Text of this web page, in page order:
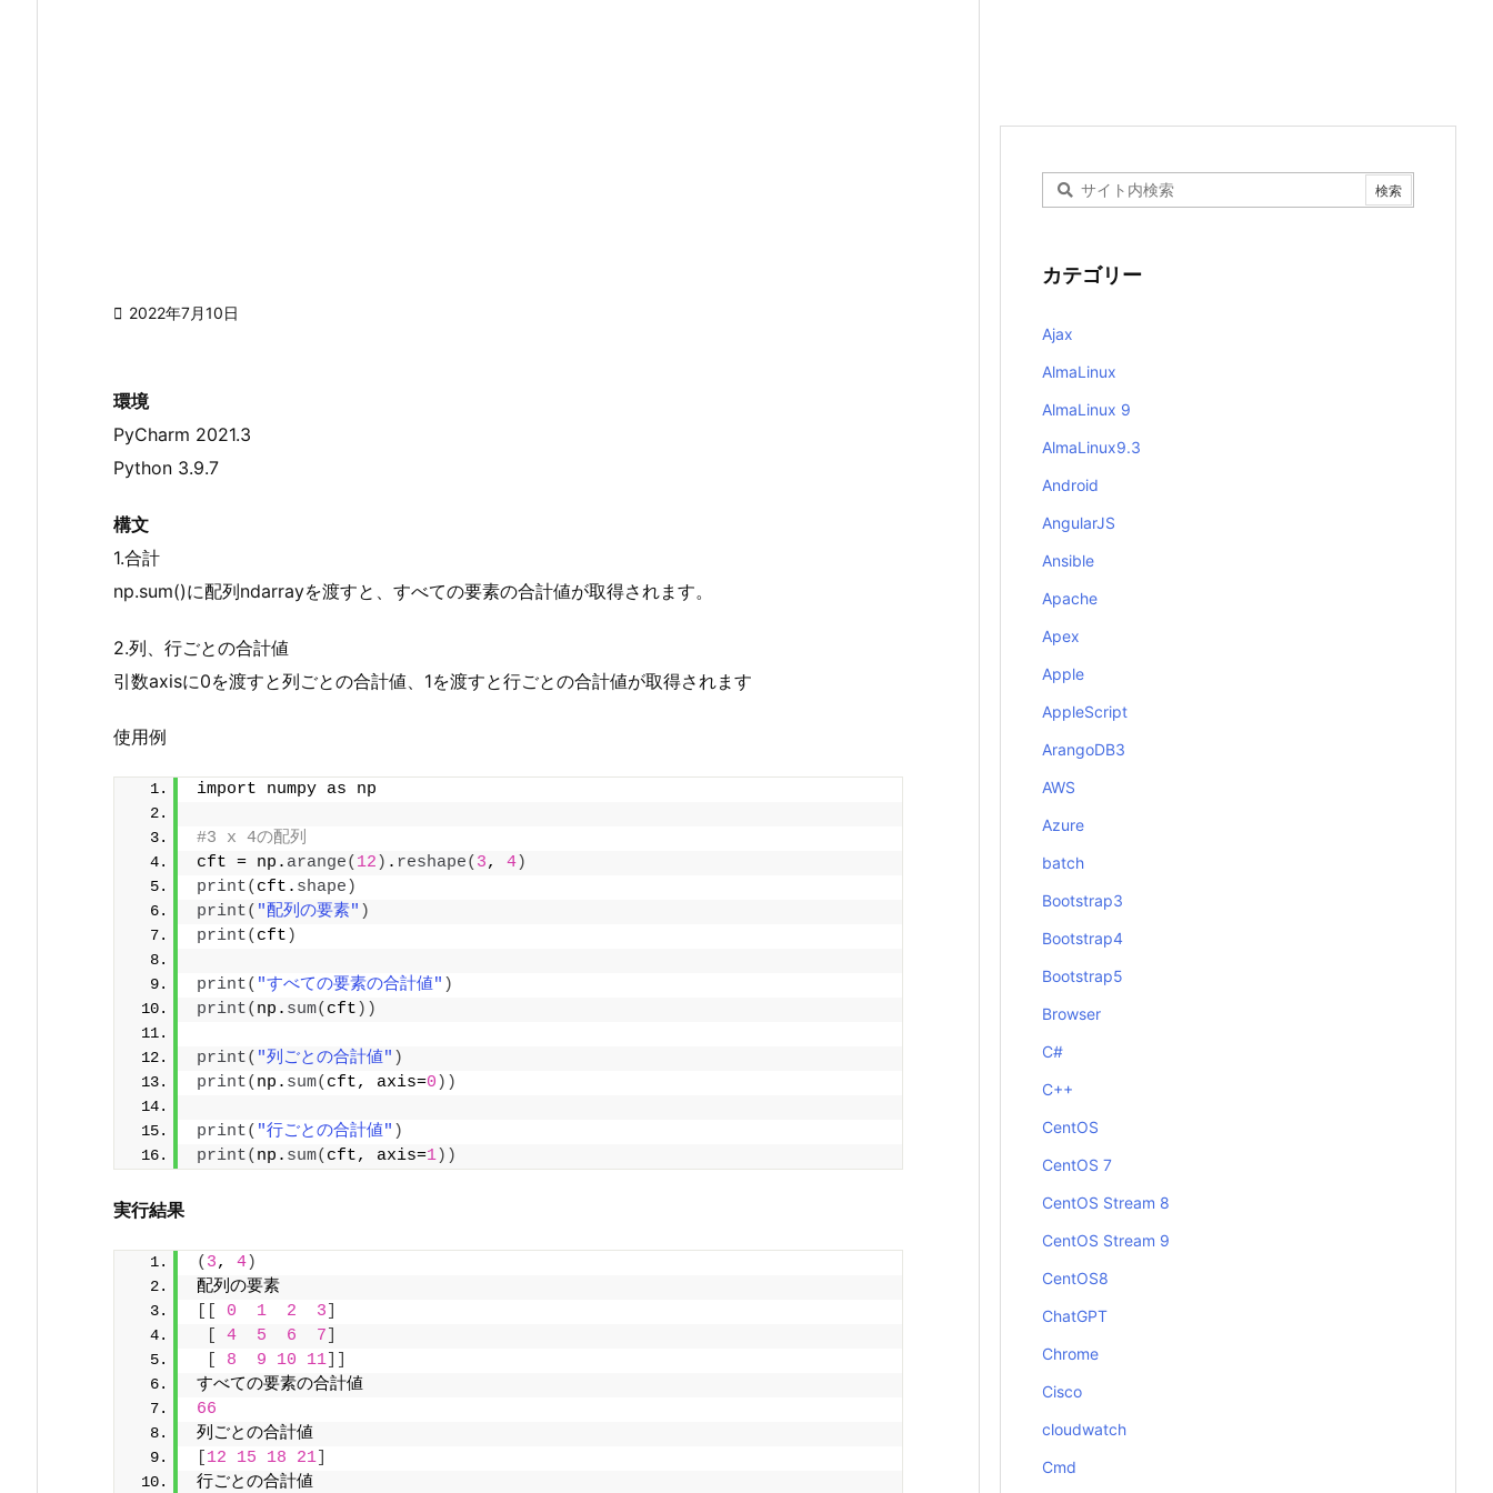
 2022年7月10日
環境
PyCharm 2021.3
Python 3.9.7
構文
1.合計
np.sum()に配列ndarrayを渡すと、すべての要素の合計値が取得されます。
2.列、行ごとの合計値
引数axisに0を渡すと列ごとの合計値、1を渡すと行ごとの合計値が取得されます
使用例
import numpy as np
#3 x 4の配列
cft = np. arange( 12 ) . reshape( 3, 4)
print( cft. shape )
print( "配列の要素" )
print( cft )
print( "すべての要素の合計値" )
print( np. sum( cft ))
print( "列ごとの合計値" )
print( np. sum( cft, axis=0 ))
print( "行ごとの合計値" )
print( np. sum( cft, axis=1))
実行結果
( 3, 4)
配列の要素
0 1 2 3
4 5 6 7
8 9 10 11
すべての要素の合計値
66
列ごとの合計値
12 15 18 21
行ごとの合計値
カテゴリー
Ajax
AlmaLinux
AlmaLinux 9
AlmaLinux9.3
Android
AngularJS
Ansible
Apache
Apex
Apple
AppleScript
ArangoDB3
AWS
Azure
batch
Bootstrap3
Bootstrap4
Bootstrap5
Browser
C#
C++
CentOS
CentOS 7
CentOS Stream 8
CentOS Stream 9
CentOS8
ChatGPT
Chrome
Cisco
cloudwatch
Cmd